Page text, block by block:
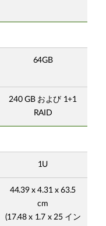
64GB
240 GB および 1+1
RAID
1U
44.39 x 4.31 x 63.5
cm
(17.48 x 1.7 x 25 イン